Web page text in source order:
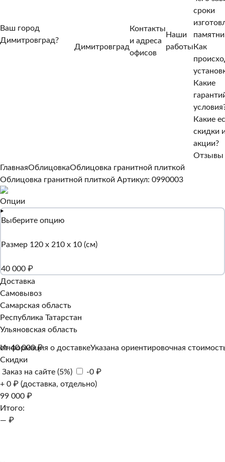
Ваш город
Димитровград?
Димитровград
Контакты
и адреса
офисов
Наши
работы
сроки
Как
Какие
Какие
скидки
акции?
Отзывы
ГлавнаяОблицовкаОблицовка гранитной плиткой
Облицовка гранитной плиткой Артикул: 0990003
Опции
Выберите опцию
Размер 120 х 210 х 10 (см)
40 000 ₽
Доставка
Самовывоз
Самарская область
Республика Татарстан
Ульяновская область
Информация о доставкеУказана ориентировочная
от 40 000 ₽
Скидки
Заказ на сайте (5%)
-0 ₽
+ 0 ₽ (доставка, отдельно)
99 000 ₽
Итого:
— ₽